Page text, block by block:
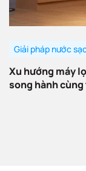
Giải pháp nước
Xu hướng máy
song hành